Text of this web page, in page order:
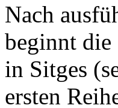
Nach
beginnt die
in Sitges
ersten